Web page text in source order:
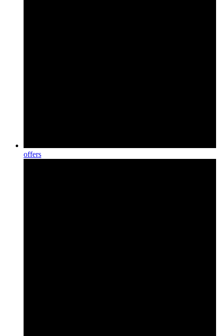
offers